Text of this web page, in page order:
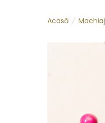
Acasă Machiaj